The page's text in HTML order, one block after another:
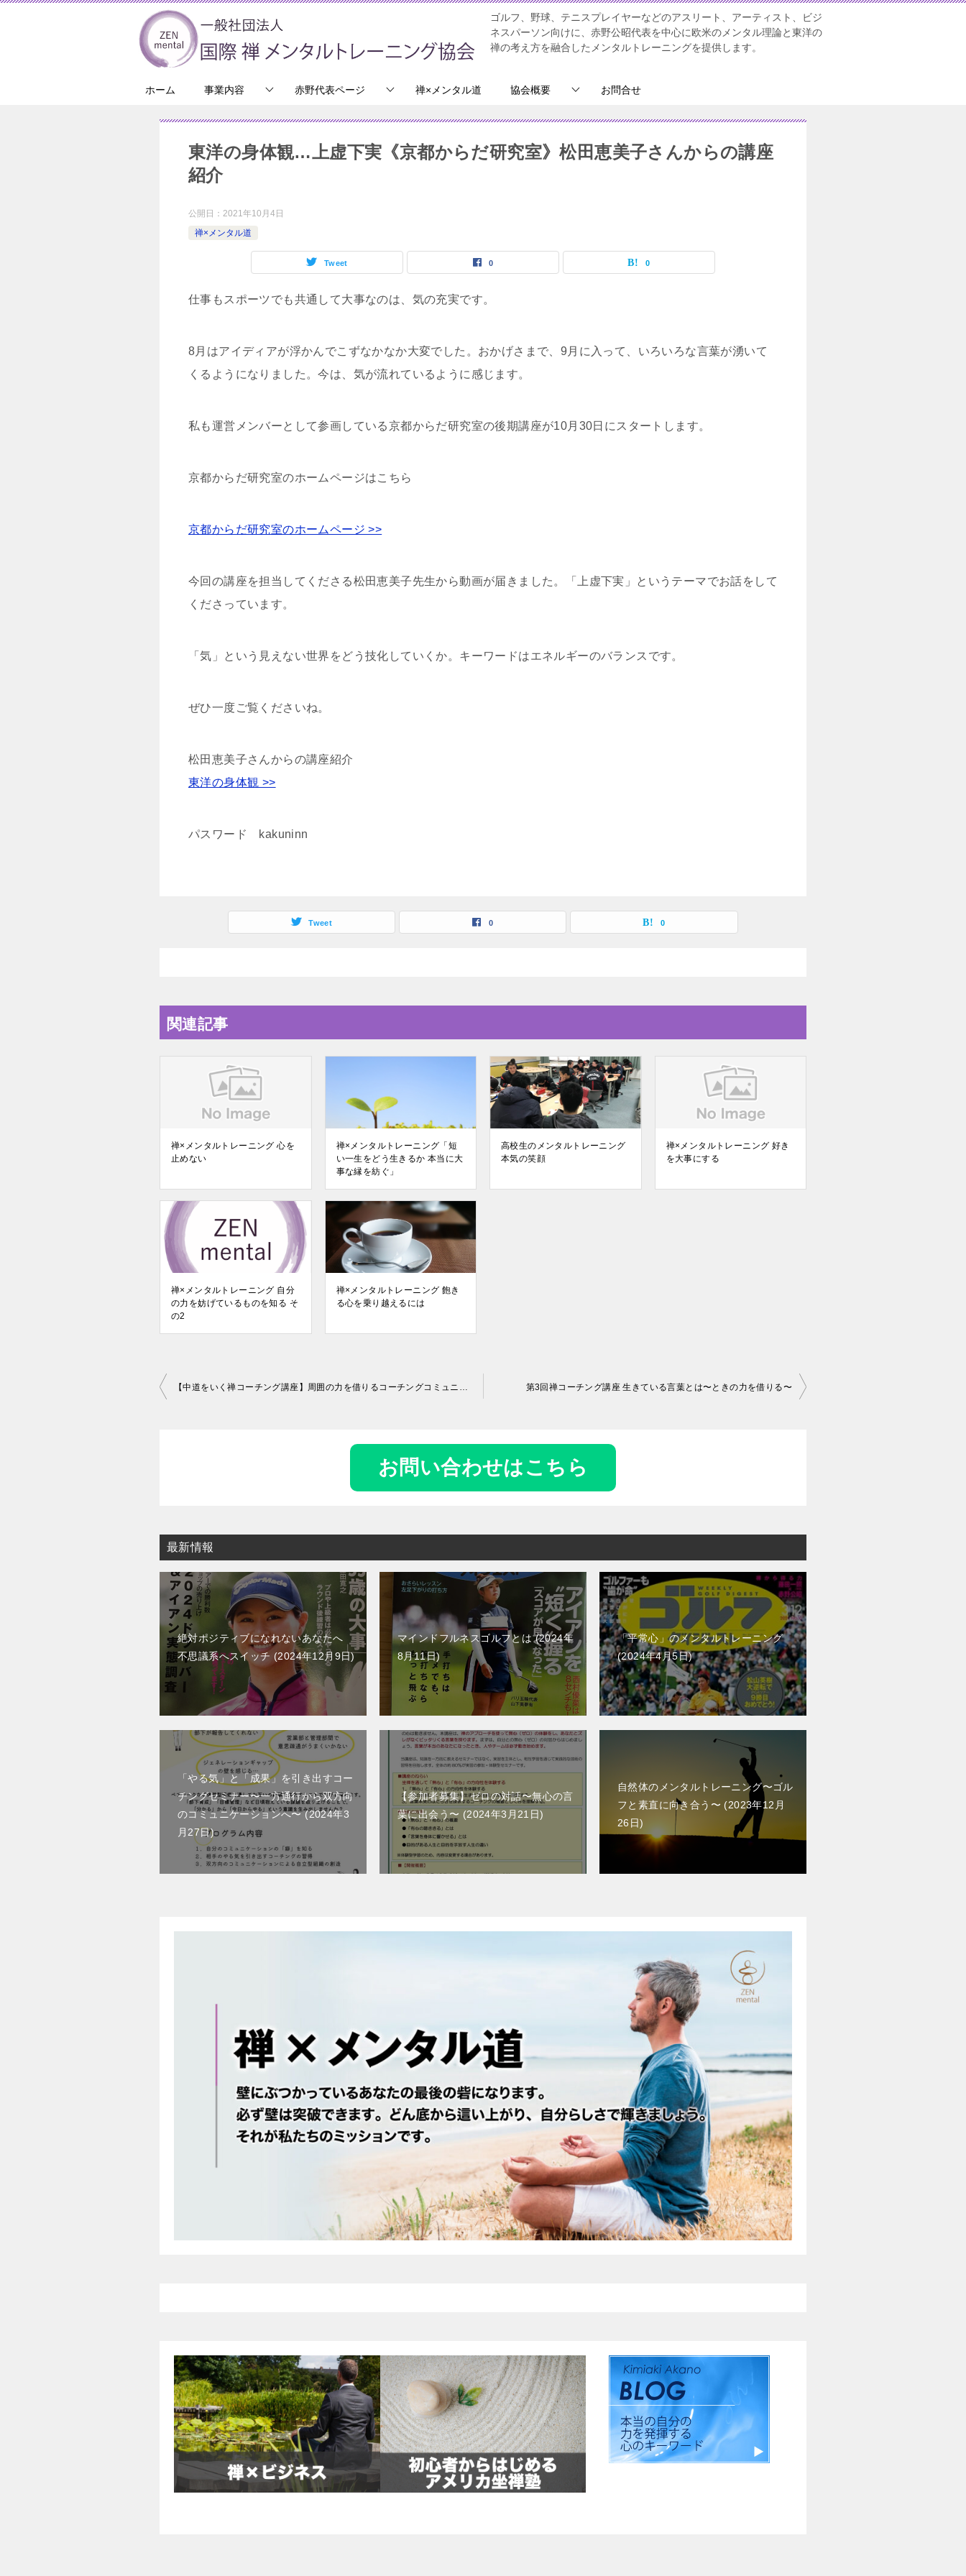
ゴルフ、野球、テニスプレイヤーなどのアスリート、アーティスト、ビジ
ネスパーソン向けに、赤野公昭代表を中心に欧米のメンタル理論と東洋の
禅の考え方を融合したメンタルトレーニングを提供します。
ホーム 事業内容 赤野代表ページ 禅×メンタル道 協会概要 お問合せ
東洋の身体観…上虚下実《京都からだ研究室》松田恵美子さんからの講座
紹介
公開日： 2021年10月4日
禅×メンタル道
Tweet 0 0
仕事もスポーツでも共通して大事なのは、気の充実です。
8月はアイディアが浮かんでこずなかなか大変でした。おかげさまで、9月に入って、いろいろな言葉が湧いて
くるようになりました。今は、気が流れているように感じます。
私も運営メンバーとして参画している京都からだ研究室の後期講座が10月30日にスタートします。
京都からだ研究室のホームページはこちら
京都からだ研究室のホームページ >>
今回の講座を担当してくださる松田恵美子先生から動画が届きました。「上虚下実」というテーマでお話をして
くださっています。
「気」という見えない世界をどう技化していくか。キーワードはエネルギーのバランスです。
ぜひ一度ご覧くださいね。
松田恵美子さんからの講座紹介
東洋の身体観 >>
パスワード kakuninn
Tweet 0 0
関連記事
禅×メンタルトレーニング 心を
止めない
禅×メンタルトレーニング「短
い一生をどう生きるか 本当に大
事な縁を紡ぐ」
高校生のメンタルトレーニング
本気の笑顔
禅×メンタルトレーニング 好き
を大事にする
禅×メンタルトレーニング 自分
の力を妨げているものを知る そ
の2
禅×メンタルトレーニング 飽き
る心を乗り越えるには
投
ョ
ン
第3回禅コーチング講座 生きている言葉とは〜ときの力を借りる〜
お問い合わせはこちら
最新情報
絶対ポジティブになれないあなたへ
不思議系へスイッチ
2024年12月9日
マインドフルネスゴルフとは
2024年
8月11日
「平常心」のメンタルトレーニング
2024年4月5日
「やる気」と「成果」を引き出すコー
チングセミナー〜一方通行から双方向
のコミュニケーションへ〜
2024年3
月27日
【参加者募集】ゼロの対話〜無心の言
葉に出会う〜
2024年3月21日
自然体のメンタルトレーニング〜ゴル
フと素直に向き合う〜
2023年12月
26日